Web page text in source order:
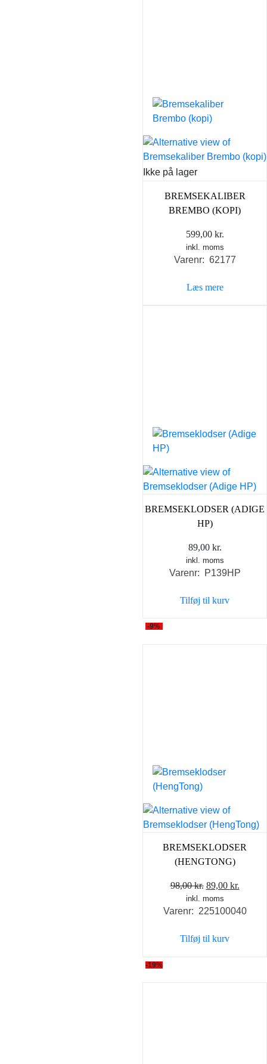
Ikke på lager
BREMSEKALIBER
BREMBO (KOPI)
599,00 kr.
inkl. moms
Varenr: 62177
Læs mere
BREMSEKLODSER (ADIGE
HP)
89,00 kr.
inkl. moms
Varenr: P139HP
Tilføj til kurv
-9%
BREMSEKLODSER
(HENGTONG)
98,00kr. Den
oprindelige
pris
98,00 kr..
89,00 kr.
pris
inkl. moms
Varenr: 225100040
Tilføj til kurv
-19%